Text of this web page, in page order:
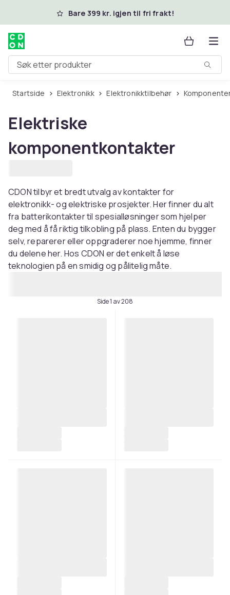
Hopp til hovedinnholdBare 399 kr. igjen til fri frakt!
Søk etter produkter
Startside Elektronikk Elektronikktilbehør
Elektriske
komponentkontakter
CDON tilbyr et bredt utvalg av kontakter for
elektronikk- og elektriske prosjekter. Her finner du alt
fra batterikontakter til spesialløsninger som hjelper
deg med å få riktig tilkobling på plass. Enten du bygger
selv, reparerer eller oppgraderer noe hjemme, finner
du delene her. Hos CDON er det enkelt å løse
teknologien på en smidig og pålitelig måte.
Side 1 av 208